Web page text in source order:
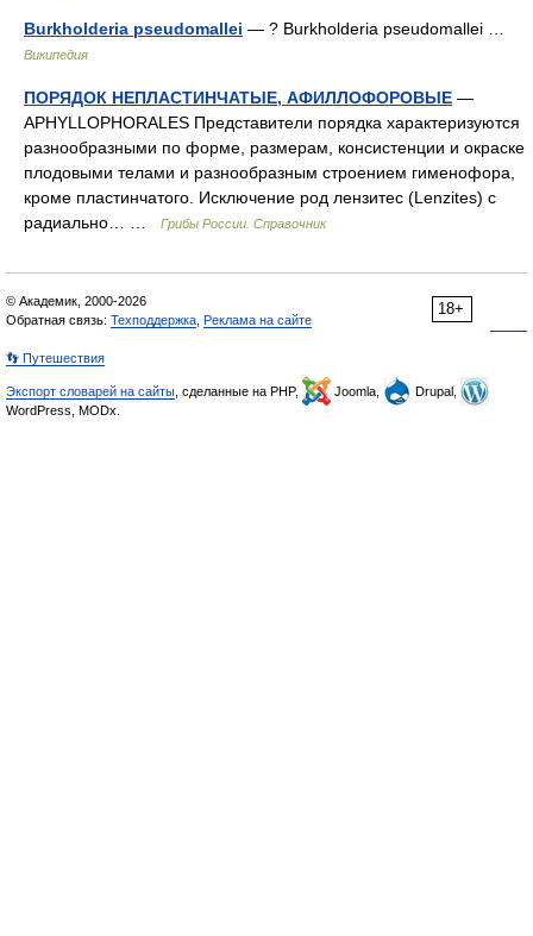
Burkholderia pseudomallei — ? Burkholderia pseudomallei …
Википедия
ПОРЯДОК НЕПЛАСТИНЧАТЫЕ, АФИЛЛОФОРОВЫЕ —
APHYLLOPHORALES Представители порядка характеризуются
разнообразными по форме, размерам, консистенции и окраске
плодовыми телами и разнообразным строением гименофора,
кроме пластинчатого. Исключение род лензитес (Lenzites) с
радиально… …
Грибы России. Справочник
18+
© Академик, 2000-2026
Обратная связь: Техподдержка Реклама на сайте
👣 Путешествия
Экспорт словарей на сайты , сделанные на PHP, Joomla,
Drupal,
WordPress, MODx.